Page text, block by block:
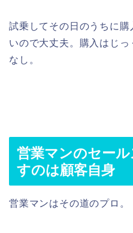
試乗してその日のうちに
いので大丈夫。購入はじ
なし。
営業マンのセー
すのは顧客自身
営業マンはその道のプロ。